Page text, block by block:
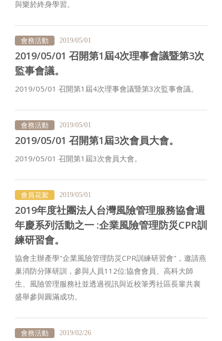
與樂於終身學習。
會務活動 2019/05/01
2019/05/01 召開第1屆4次理事會議暨第3次
監事會議。
2019/05/01 召開第1屆4次理事會議暨第3次監事會議。
會務活動 2019/05/01
2019/05/01 召開第1屆3次會員大會。
2019/05/01 召開第1屆3次會員大會。
會員花絮 2019/05/01
2019年度社團法人台灣風險管理服務協會週
年慶系列活動之一 :企業風險管理防災CPR訓
練研習會。
協會主辦產學"企業風險管理防災CPR訓練研習會"，邀請燕
巢消防分隊研訓，參與人員112位:協會會員、高科大師
生、風險管理服務社並透過視訊與近校筆秀社區長輩共襄
盛舉參與圓滿成功。
會務活動 2019/02/26